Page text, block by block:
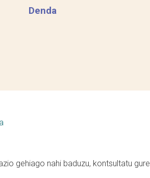
Denda
gehiago nahi baduzu, kontsultatu gure